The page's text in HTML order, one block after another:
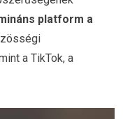
platform a
a TikTok, a